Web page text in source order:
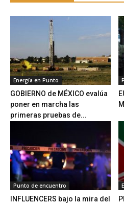
Energía en Punto
GOBIERNO de MÉXICO evalúa
poner en marcha las
primeras pruebas de...
Punto de encuentro
INFLUENCERS bajo la mira del